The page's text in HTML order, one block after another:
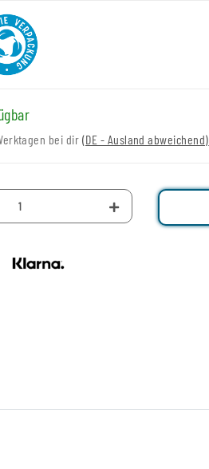
bei dir (DE - Ausland abweichend)